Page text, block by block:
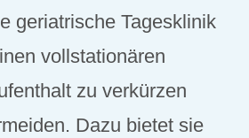
geriatrische Tagesklinik
vollstationären
zu verkürzen
Dazu bietet sie